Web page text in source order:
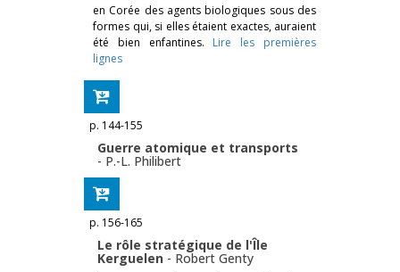
en Corée des agents biologiques sous des
formes qui, si elles étaient exactes, auraient
été bien enfantines. Lire les premières
lignes
p. 144-155
Guerre atomique et transports
- P.-L. Philibert
p. 156-165
Le rôle stratégique de l'Île
Kerguelen - Robert Genty